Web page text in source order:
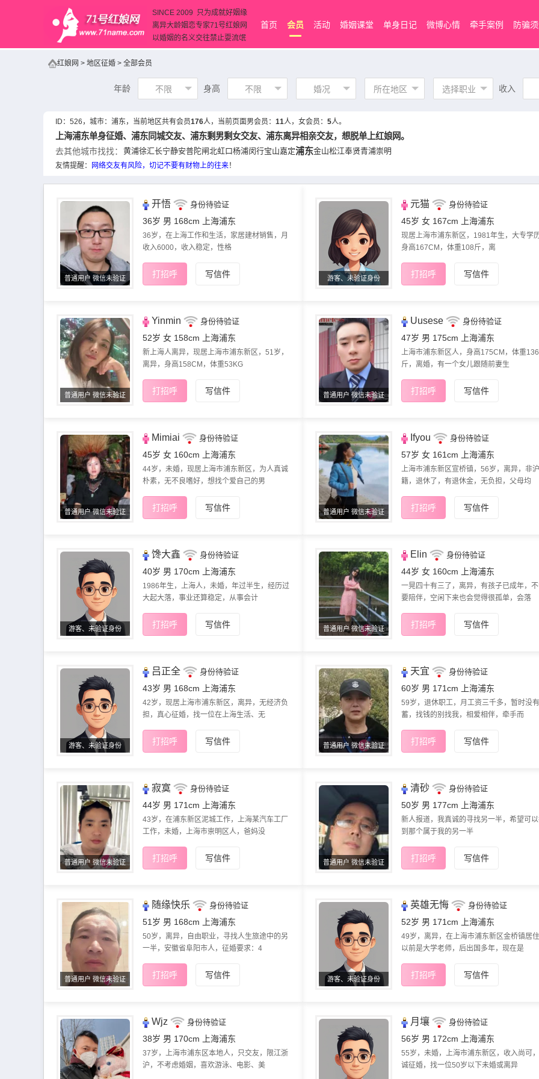
SINCE 2009 只为成就好姻缘
离异大龄姻恋专家71号红娘网
以婚姻的名义交往禁止耍流氓
首页 会员 活动 婚姻课堂 单身日记 微博心情 牵手案例 防骗
红娘网 > 地区征婚 > 全部会员
年龄 不限 身高 不限 婚况 所在地区 选择职业 收入
普通用户 微信未验证
开悟 身份待验证
36岁 男 168cm 上海浦东
36岁，在上海工作和生活，家居建材销售，​‌‌月
收入6000，收入稳定，性格
打招呼 写信件 游客、未验证身份
元猫 身份待验证
45岁 女 167cm 上海浦东
现居上海市浦东新区，1981年生，大专学
身高167CM，体重108斤，离
打招呼 写信件
普通用户 微信未验证
Yinmin 身份待验证
52岁 女 158cm 上海浦东
新上海人离异，现居上海市浦东新区，51岁，
离异，身高158CM，体重53KG
打招呼 写信件 普通用户 微信未验证
Uusese 身份待验证
47岁 男 175cm 上海浦东
上海市浦东新区人，身高175CM，体重136
斤，离婚，有一个女儿跟随​前妻生
打招呼 写信件
普通用户 微信未验证
Mimiai 身份待验证
45岁 女 160cm 上海浦东
44岁，未婚，现居上海市浦东新区，为人真诚
朴素，无不良嗜好，想找个爱自己的男
打招呼 写信件 普通用户 微信未验证
Ifyou 身份待验证
57岁 女 161cm 上海浦东
上海市浦东新区宣桥镇，56岁，离异，非沪
籍，退休了，有退休金，无负担，父母均
打招呼 写信件
游客、未验证身份
馋大鑫 身份待验证
40岁 男 170cm 上海浦东
1986年生，上海人，未婚，年过半生，经历过
大起大落，事业还算稳定，从事会计
打招呼 写信件 普通用户 微信未验证
Elin 身份待验证
44岁 女 160cm 上海浦东
一晃四十有三了，离异，有孩子已成年，
要陪伴，空闲下来也会觉得很孤单，会落
打招呼 写信件
游客、未验证身份
吕正全 身份待验证
43岁 男 168cm 上海浦东
42岁，现居上海市浦东新区，离异，无经济负
担，真心征婚，找一位在上海生活、无
打招呼 写信件 普通用户 微信未验证
天宜 身份待验证
60岁 男 171cm 上海浦东
59岁，退休职工，月工资三千多，暂时没
蓄，找钱的别找我，相爱相伴，牵手而
打招呼 写信件
普通用户 微信未验证
寂寞 身份待验证
44岁 男 171cm 上海浦东
43岁，在浦东新区泥城工作，上海某汽车工厂
工作，未婚，上海市崇明区人，爸妈没
打招呼 写信件 普通用户 微信未验证
清砂 身份待验证
50岁 男 177cm 上海浦东
新人报道，我真诚的寻找另一半，希望可
到那个属于我的另一半
打招呼 写信件
普通用户 微信未验证
随缘快乐 身份待验证
51岁 男 168cm 上海浦东
50岁，离异，自由职业，寻找人生旅途中的另
一半，安徽省阜阳市人，征婚要求：4
打招呼 写信件 游客、未验证身份
英雄无悔 身份待验证
52岁 男 171cm 上海浦东
49岁，离异，在上海市浦东新区金桥镇居
以前是大学老师，后出国多年，现在是
打招呼 写信件
Wjz 身份待验证
38岁 男 170cm 上海浦东
37岁，上海市浦东区本地人，只交友，限江浙
沪，不考虑婚姻，喜欢游泳、电影、美
月壤 身份待验证
56岁 男 172cm 上海浦东
55岁，未婚，上海市浦东新区，收入尚可
诚征婚，找一位50岁以下未婚或离异
ID： 526 ，城市： 浦东 ，当前地区共有会员176人，当前页面男会员： 11人，女会员： 5人。
上海浦东单身征婚、 浦东同城交友、浦东剩男剩女交友、浦东离异相亲交友，想脱单上红娘网。
去其他城市找找： 黄浦徐汇长宁静安普陀闸北虹口杨浦闵行宝山嘉定浦东金山松江奉贤青浦崇明
友情提醒： 网络交友有风险，切记不要有财物上的往来！